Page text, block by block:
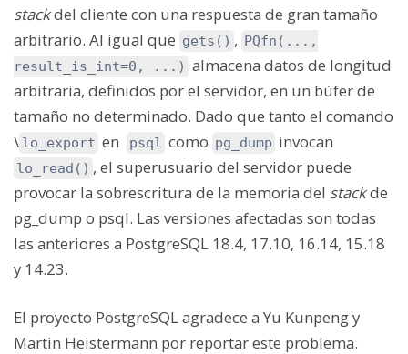
stackdel cliente con una respuesta de gran tamaño
arbitrario. Al igual que gets() , PQfn(...,
result_is_int=0, ...) almacena datos de longitud
arbitraria, definidos por el servidor, en un búfer de
tamaño no determinado. Dado que tanto el comando
\ lo_export en psql como pg_dump invocan
lo_read() , el superusuario del servidor puede
provocar la sobrescritura de la memoria del stackde
pg_dump o psql. Las versiones afectadas son todas
las anteriores a PostgreSQL 18.4, 17.10, 16.14, 15.18
y 14.23.
El proyecto PostgreSQL agradece a Yu Kunpeng y
Martin Heistermann por reportar este problema.